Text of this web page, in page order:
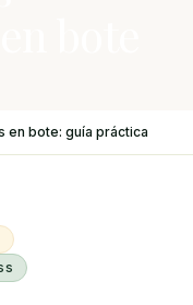
en bote: guía práctica